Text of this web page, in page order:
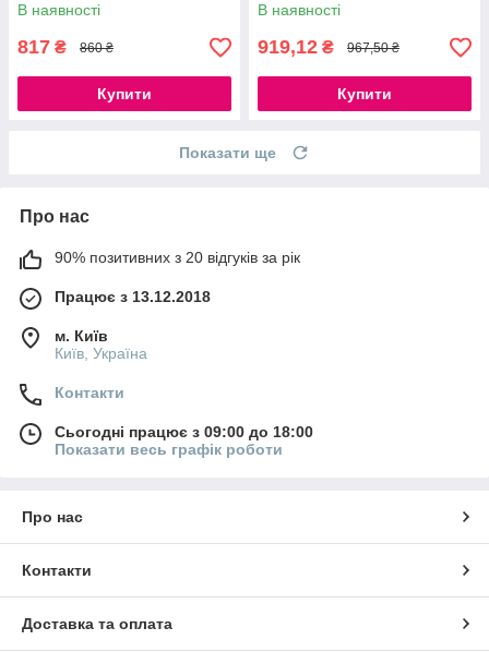
В наявності
817 ₴ 860 ₴
Купити
В наявності
919,12 ₴ 967,50 ₴
Купити
Показати ще
Про нас
90% позитивних з 20 відгуків за рік
Працює з 13.12.2018
м. Київ
Київ, Україна
Контакти
Сьогодні працює з 09:00 до 18:00
Показати весь графік роботи
Про нас
Контакти
Доставка та оплата